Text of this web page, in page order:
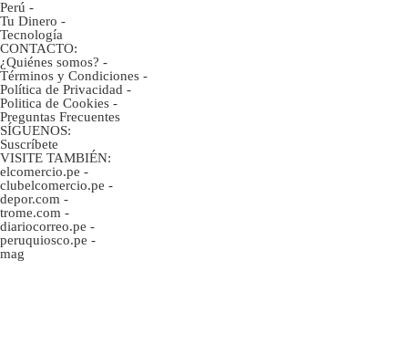
Perú -
Tu Dinero -
Tecnología
CONTACTO:
¿Quiénes somos? -
Términos y Condiciones -
Política de Privacidad -
Politica de Cookies -
Preguntas Frecuentes
SÍGUENOS:
Suscríbete
VISITE TAMBIÉN:
elcomercio.pe -
clubelcomercio.pe -
depor.com -
trome.com -
diariocorreo.pe -
peruquiosco.pe -
mag